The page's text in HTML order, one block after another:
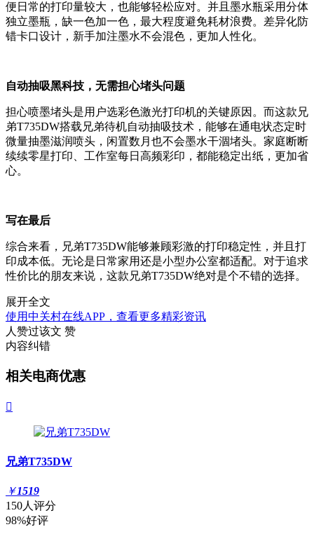
便日常的打印量较大，也能够轻松应对。并且墨水瓶采用分体
独立墨瓶，缺一色加一色，最大程度避免耗材浪费。差异化防
错卡口设计，新手加注墨水不会混色，更加人性化。
自动抽吸黑科技，无需担心堵头问题
担心喷墨堵头是用户选彩色激光打印机的关键原因。而这款兄
弟T735DW搭载兄弟待机自动抽吸技术，能够在通电状态定时
微量抽墨滋润喷头，闲置数月也不会墨水干涸堵头。家庭断断
续续零星打印、工作室每日高频彩印，都能稳定出纸，更加省
心。
写在最后
综合来看，兄弟T735DW能够兼顾彩激的打印稳定性，并且打
印成本低。无论是日常家用还是小型办公室都适配。对于追求
性价比的朋友来说，这款兄弟T735DW绝对是个不错的选择。
展开全文
使用中关村在线APP，查看更多精彩资讯
人赞过该文 赞
内容纠错
相关电商优惠

兄弟T735DW
￥1519
150人评分
98%好评